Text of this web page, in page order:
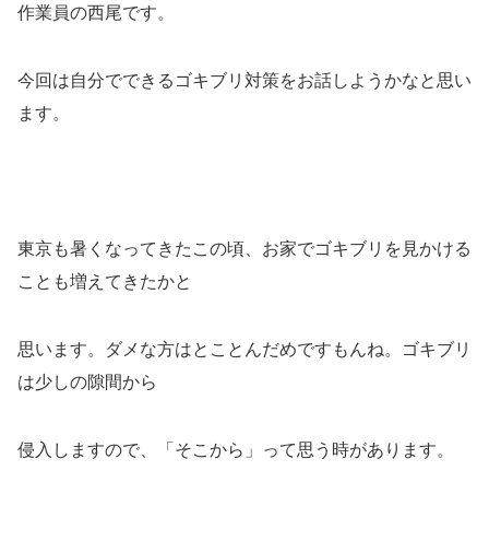
作業員の西尾です。
今回は自分でできるゴキブリ対策をお話しようかなと思い
ます。
東京も暑くなってきたこの頃、お家でゴキブリを見かける
ことも増えてきたかと
思います。ダメな方はとことんだめですもんね。ゴキブリ
は少しの隙間から
侵入しますので、「そこから」って思う時があります。